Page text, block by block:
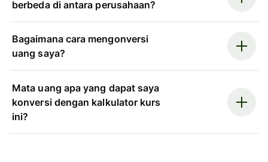
berbeda di antara perusahaan?
Bagaimana cara mengonversi
uang saya?
Mata uang apa yang dapat saya
konversi dengan kalkulator kurs
ini?